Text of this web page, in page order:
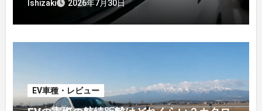
Ishizaki 2026年7月30日
EV車種・レビュー